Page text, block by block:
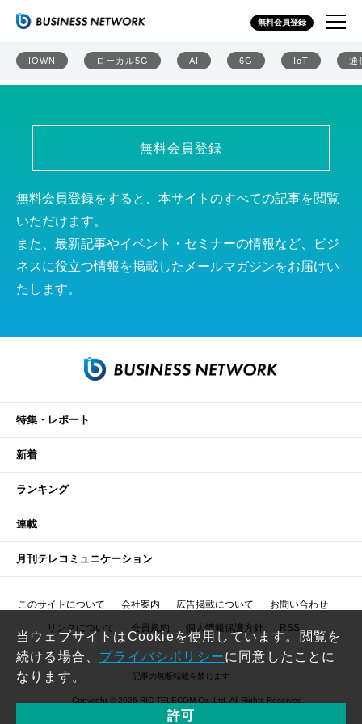
無料会員登録
IOWN ローカル5G AI 6G IoT 通
株式会社エムティーアイ
無料会員登録
無料会員登録をすると、本サイトのすべての記事を閲覧
いただけます。
また、最新記事やイベント・セミナーの情報など、ビジ
ネスに役立つ情報を掲載したメールマガジンをお届けい
たします。
特集・レポート
新着
ランキング
連載
月刊テレコミュニケーション
このサイトについて 会社案内 広告掲載について お問い合わせ
リンクについて 会員規約 個人情報保護方針 RSS
記事の無断転載を禁じます
Copyright © 2026 RIC TELECOM Co.,Ltd. All Rights Reserved.
当ウェブサイトはCookieを使用しています。閲覧を
続ける場合、 プライバシポリシーに同意したことに
なります。
許可